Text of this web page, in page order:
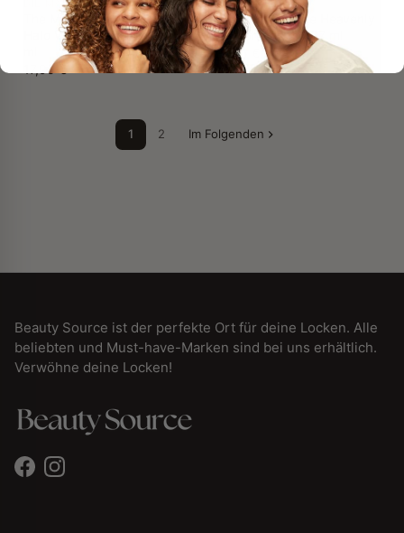
DIE MÄHNENWAHL
The Mane Choice Heavenly
Halo Weichspülmilch 237
17,95 €
DIE MÄHNENWAHL
The Mane Choice Heavenly
Halo Shampoo 237 ml
16,95 €
1 2 Im Folgenden
Beauty Source ist der perfekte Ort für deine Locken. Alle
beliebten und Must-have-Marken sind bei uns erhältlich.
Verwöhne deine Locken!
FacebookInstagram